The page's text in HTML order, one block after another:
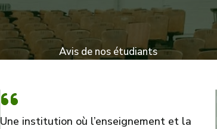
Avis de nos étudiants
Une institution où l’enseignement et la